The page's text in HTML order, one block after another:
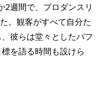
2週間で、プロダンスリ
。観客がすべて自分た
彼らは堂々としたパフ
を語る時間も設けら